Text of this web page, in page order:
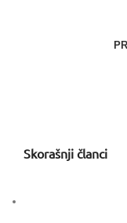
Skorašnji članci